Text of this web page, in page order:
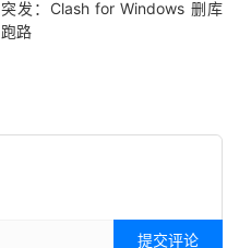
突发：Clash for Windows 删库
跑路
提交评论